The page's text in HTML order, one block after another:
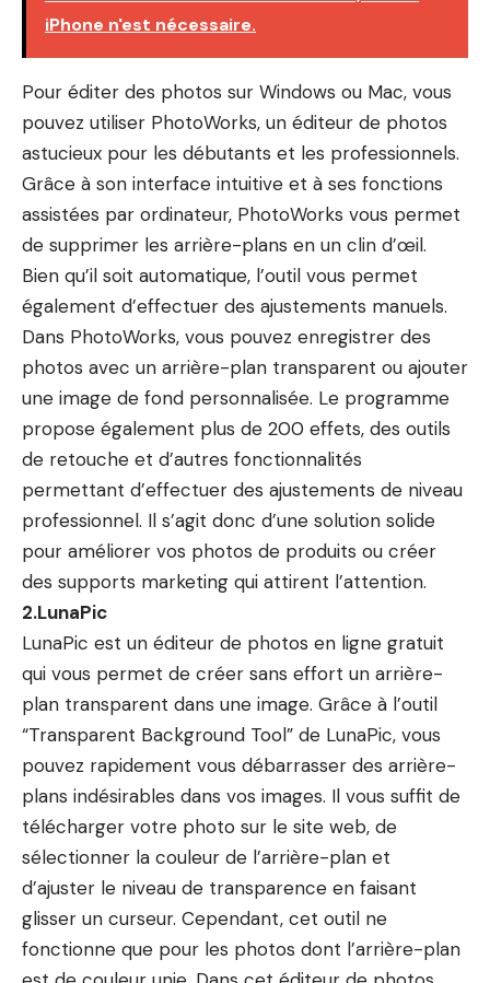
iPhone n'est nécessaire.
Pour éditer des photos sur Windows ou Mac, vous
pouvez utiliser PhotoWorks, un éditeur de photos
astucieux pour les débutants et les professionnels.
Grâce à son interface intuitive et à ses fonctions
assistées par ordinateur, PhotoWorks vous permet
de supprimer les arrière-plans en un clin d’œil.
Bien qu’il soit automatique, l’outil vous permet
également d’effectuer des ajustements manuels.
Dans PhotoWorks, vous pouvez enregistrer des
photos avec un arrière-plan transparent ou ajouter
une image de fond personnalisée. Le programme
propose également plus de 200 effets, des outils
de retouche et d’autres fonctionnalités
permettant d’effectuer des ajustements de niveau
professionnel. Il s’agit donc d’une solution solide
pour améliorer vos photos de produits ou créer
des supports marketing qui attirent l’attention.
2.LunaPic
LunaPic est un éditeur de photos en ligne gratuit
qui vous permet de créer sans effort un arrière-
plan transparent dans une image. Grâce à l’outil
“Transparent Background Tool” de LunaPic, vous
pouvez rapidement vous débarrasser des arrière-
plans indésirables dans vos images. Il vous suffit de
télécharger votre photo sur le site web, de
sélectionner la couleur de l’arrière-plan et
d’ajuster le niveau de transparence en faisant
glisser un curseur. Cependant, cet outil ne
fonctionne que pour les photos dont l’arrière-plan